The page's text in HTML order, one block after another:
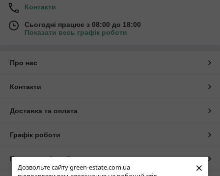
Дозвольте сайту green-estate.com.ua
×
Контакти
Сьогодні працює з 08:00 до 18:00
Показати весь графік роботи
Про нас
Контакти
Доставка та оплата
Графік роботи
Повна версія сайту